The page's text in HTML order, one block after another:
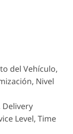
del Vehículo,
Nivel
Delivery
Level, Time